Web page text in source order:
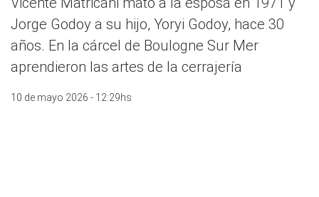
Jorge Godoy a su hijo, Yoryi Godoy, hace 30
años. En la cárcel de Boulogne Sur Mer
aprendieron las artes de la cerrajería
10 de mayo 2026 - 12:29hs